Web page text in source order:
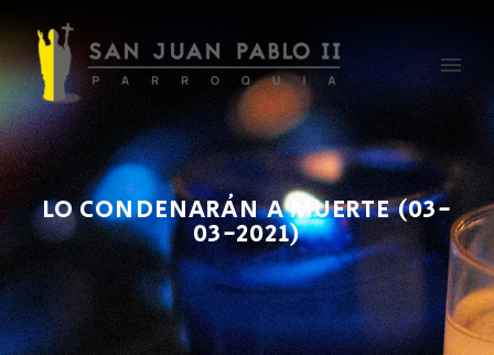
LO CONDENARÁN A MUERTE (03-
03-2021)